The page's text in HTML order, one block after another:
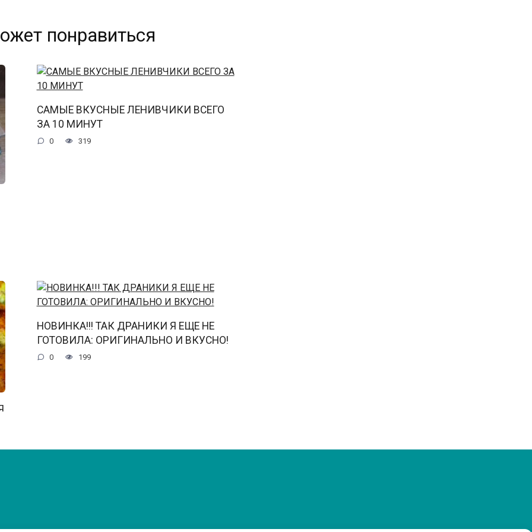
понравиться
САМЫЕ ВКУСНЫЕ ЛЕНИВЧИКИ ВСЕГО
ЗА 10 МИНУТ
0 319
НОВИНКА!!! ТАК ДРАНИКИ Я ЕЩЕ НЕ
ГОТОВИЛА: ОРИГИНАЛЬНО И ВКУСНО!
0 199